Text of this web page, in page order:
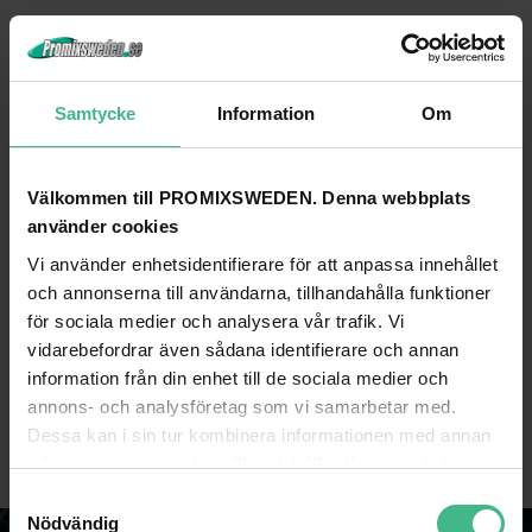
Samtycke Information Om
Välkommen till PROMIXSWEDEN. Denna webbplats
använder cookies
Vi använder enhetsidentifierare för att anpassa innehållet
och annonserna till användarna, tillhandahålla funktioner
för sociala medier och analysera vår trafik. Vi
vidarebefordrar även sådana identifierare och annan
information från din enhet till de sociala medier och
annons- och analysföretag som vi samarbetar med.
Dessa kan i sin tur kombinera informationen med annan
information som du har tillhandahållit eller som de har
Nödvändig
POWER DYNAMICS PDVC12 100V VOLYMKONTROLLL 12W
PDVC12 100V volymkontroll 12W
251 kr
GÅ TILL PRODUKT
BEAMZ COB100W PAR LJUS ZOOM
BeamZ COB100W PAR ljus
2 772 kr
GÅ TILL PRODUKT